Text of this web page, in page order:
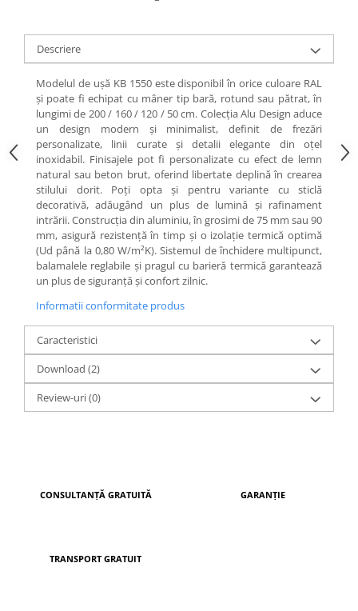
Descriere
Modelul de ușă KB 1550 este disponibil în orice culoare RAL
și poate fi echipat cu mâner tip bară, rotund sau pătrat, în
lungimi de 200 / 160 / 120 / 50 cm. Colecția Alu Design aduce
un design modern și minimalist, definit de frezări
personalizate, linii curate și detalii elegante din oțel
inoxidabil. Finisajele pot fi personalizate cu efect de lemn
natural sau beton brut, oferind libertate deplină în crearea
stilului dorit. Poți opta și pentru variante cu sticlă
decorativă, adăugând un plus de lumină și rafinament
intrării. Construcția din aluminiu, în grosimi de 75 mm sau 90
mm, asigură rezistență în timp și o izolație termică optimă
(Ud până la 0,80 W/m²K). Sistemul de închidere multipunct,
balamalele reglabile și pragul cu barieră termică garantează
un plus de siguranță și confort zilnic.
Informatii conformitate produs
Caracteristici
Download (2)
Review-uri(0)
CONSULTANȚĂ GRATUITĂ GARANȚIE
TRANSPORT GRATUIT